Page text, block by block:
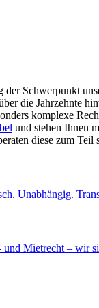
der Schwerpunkt
die Jahrzehnte
komplexe
und stehen Ihnen
diese zum Teil
Unabhängig.
Mietrecht – wir